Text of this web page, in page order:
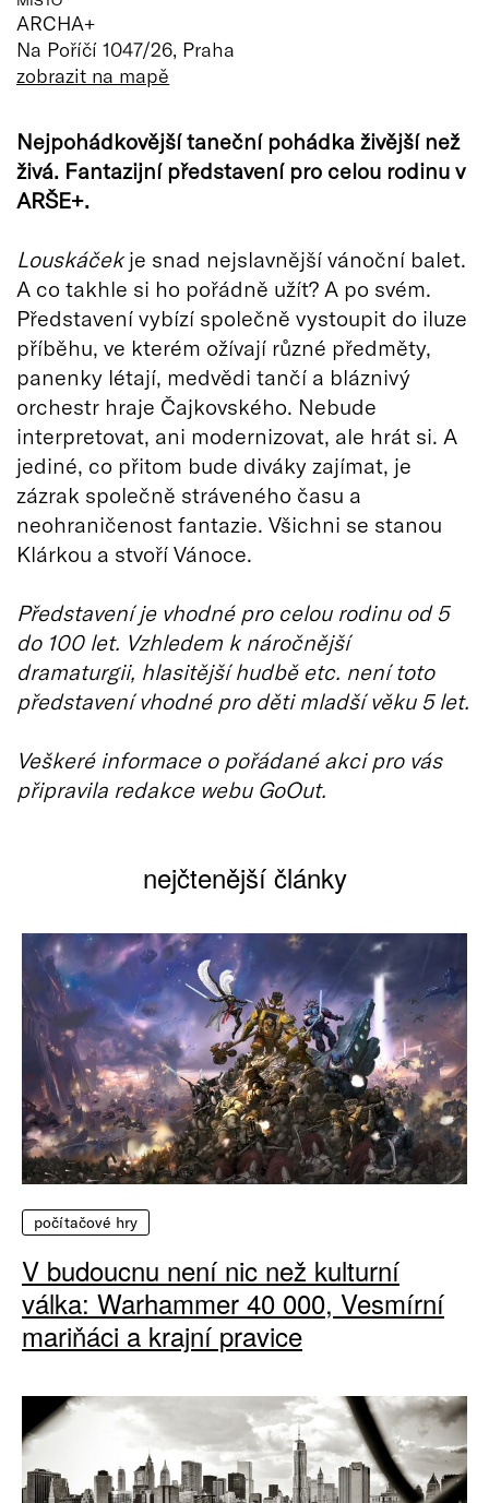
ARCHA+
Na Poříčí 1047/26, Praha
zobrazit na mapě
Nejpohádkovější taneční pohádka živější než
živá. Fantazijní představení pro celou rodinu v
ARŠE+.
Louskáčekje snad nejslavnější vánoční balet.
A co takhle si ho pořádně užít? A po svém.
Představení vybízí společně vystoupit do iluze
příběhu, ve kterém ožívají různé předměty,
panenky létají, medvědi tančí a bláznivý
orchestr hraje Čajkovského. Nebude
interpretovat, ani modernizovat, ale hrát si. A
jediné, co přitom bude diváky zajímat, je
zázrak společně stráveného času a
neohraničenost fantazie. Všichni se stanou
Klárkou a stvoří Vánoce.
Představení je vhodné pro celou rodinu od 5
do 100 let. Vzhledem k náročnější
dramaturgii, hlasitější hudbě etc. není toto
představení vhodné pro děti mladší věku 5 let.
Veškeré informace o pořádané akci pro vás
připravila redakce webu GoOut.
nejčtenější články
počítačové hry
V budoucnu není nic než kulturní
válka: Warhammer 40 000, Vesmírní
mariňáci a krajní pravice